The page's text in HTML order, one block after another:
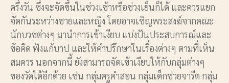
ครึ่งวัน ซึ่งจะจัดขึ้นในช่วงเช้าหรือช่วงเย็นก็ได้ และควรแยก
จัดกันระหว่างชายและหญิง โดยอาจเชิญพระสงฆ์จากคณะ
นักบวชต่างๆ มานำการเข้าเงียบ แบ่งปันประสบการณ์และ
ข้อคิด ฟังแก้บาป และให้คำปรึกษาในเรื่องต่างๆ ตามที่เห็น
สมควร นอกจากนี้ ยังสามารถจัดเข้าเงียบให้กับกลุ่มต่างๆ
ของวัดได้อีกด้วย เช่น กลุ่มครูคำสอน กลุ่มเด็กช่วยจารีต กลุ่ม